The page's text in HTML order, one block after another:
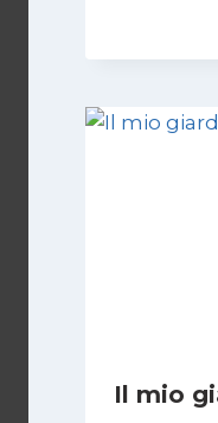
Il mio